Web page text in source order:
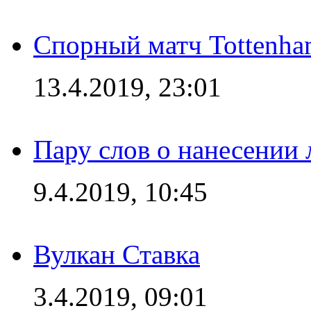
Спорный матч
13.4.2019, 23:01
Пару слов о
9.4.2019, 10:45
Вулкан Ставка
3.4.2019, 09:01